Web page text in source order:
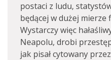
postaci z ludu,
będącej w dużej
Wystarczy więc
Neapolu, drobi
jak pisał cytowany